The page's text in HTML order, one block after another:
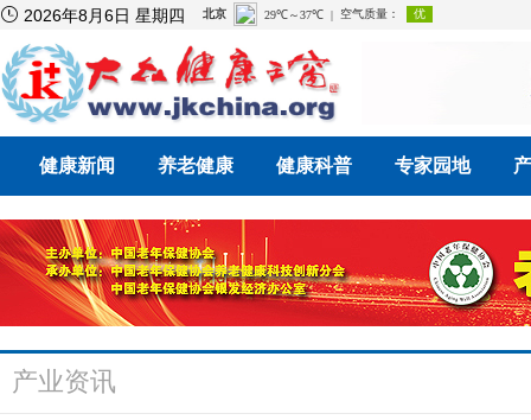
 2026年8月6日 星期四
健康新闻 养老健康 健康科普 专家园地
产业资讯